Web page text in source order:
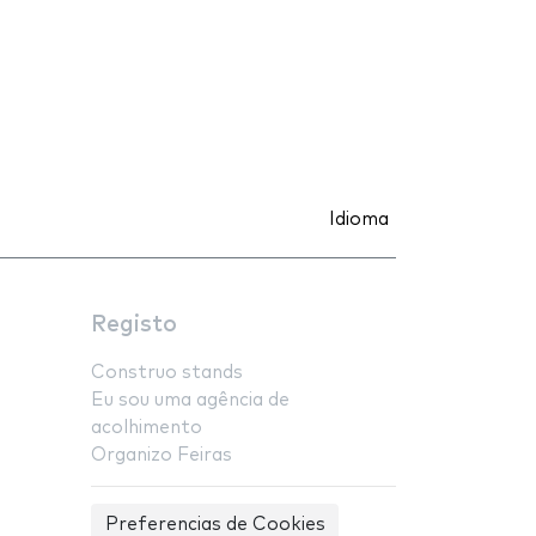
Idioma
Registo
Construo stands
Eu sou uma agência de
acolhimento
Organizo Feiras
Preferencias de Cookies